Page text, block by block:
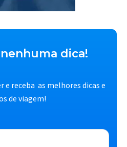
dica!
e receba as melhores dicas e
de viagem!